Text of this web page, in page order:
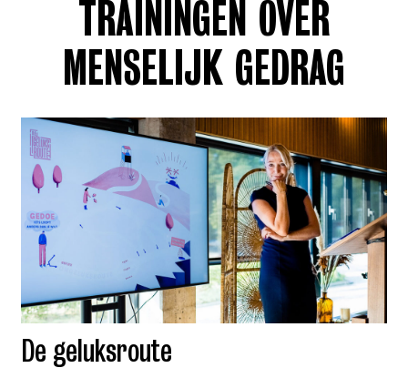
TRAININGEN OVER
MENSELIJK GEDRAG
De geluksroute